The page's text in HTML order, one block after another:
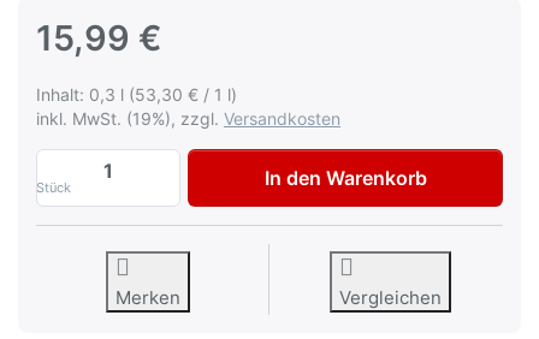
15,99 €
Inhalt: 0,3 l (53,30 € / 1 l)
inkl. MwSt. (19%), zzgl. Versandkosten
Stück
Auto-K Spray-Set Autolack für
In den Warenkorb
Merken Vergleichen